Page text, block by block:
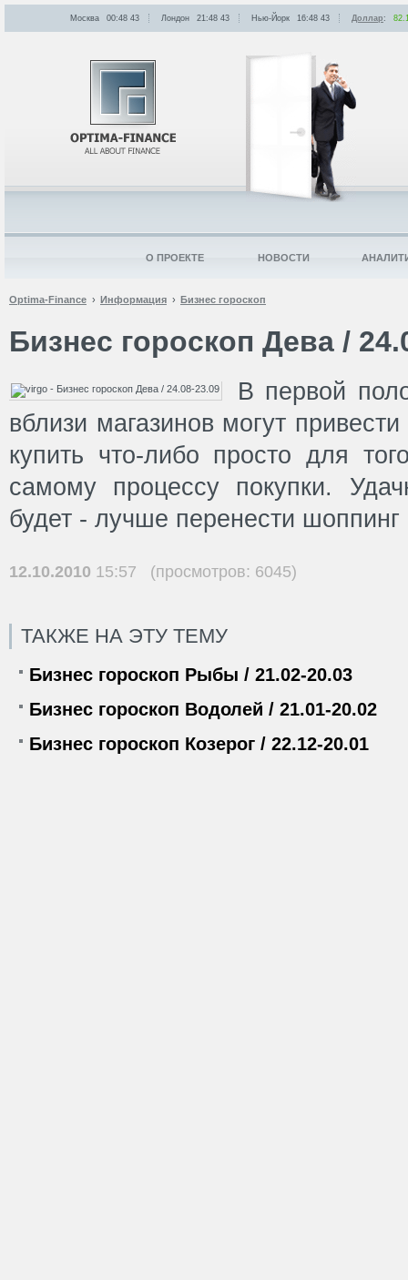
Optima-Finance Информация Бизнес гороскоп
Бизнес гороскоп Дева /
В первой
вблизи магазинов могут
купить что-либо просто для
самому процессу покупки.
будет - лучше перенести
12.10.2010 15:57 (просмотров: 6045)
ТАКЖЕ НА ЭТУ ТЕМУ
Бизнес гороскоп Рыбы / 21.02-20.03
Бизнес гороскоп Водолей / 21.01-20.02
Бизнес гороскоп Козерог / 22.12-20.01
Москва 00:48 43 Лондон 21:48 43 Нью-Йорк 16:48 43 Доллар:
О ПРОЕКТЕ НОВОСТИ